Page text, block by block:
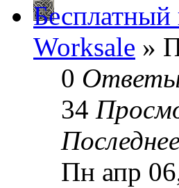
Бесплатный
Worksale »
0
34
Пн апр